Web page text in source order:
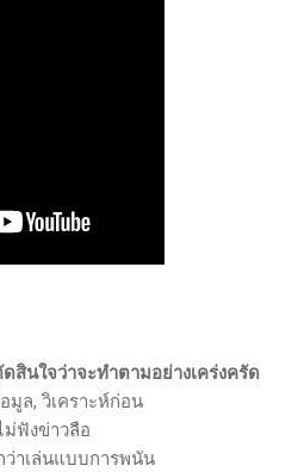
สินใจว่าจะทำตามอย่างเคร่งครัด
ล, วิเคราะห์ก่อน
ม่ฟังข่าวลือ
าเล่นแบบการพนัน